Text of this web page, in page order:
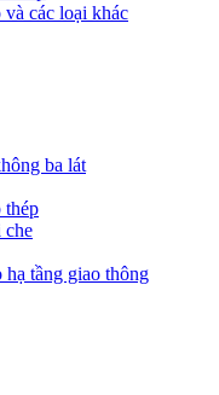
các loại khác
ba lát
thép
che
hạ tầng giao thông